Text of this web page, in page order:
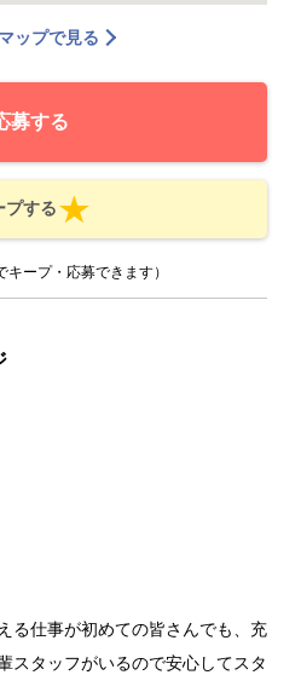
ップで見る
募する
プする
キープ・応募できます）
る仕事が初めての皆さんでも、充
スタッフがいるので安心してスタ